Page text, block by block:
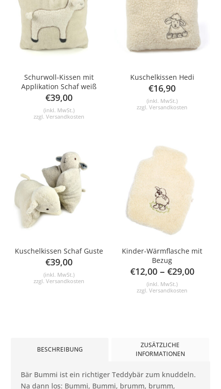
BESCHREIBUNG
ZUSÄTZLICHE
INFORMATIONEN
Bär Bummi ist ein richtiger Teddybär zum knuddeln.
Na dann los: Bummi, Bummi, brumm, brumm,
Schurwoll-Kissen mit
Applikation Schaf weiß
€39,00
(inkl. MwSt.)
zzgl. Versandkosten
Kuschelkissen Hedi
€16,90
(inkl. MwSt.)
zzgl.Versandkosten
Kuschelkissen Schaf Guste
€39,00
(inkl. MwSt.)
zzgl. Versandkosten
Kinder-Wärmflasche mit
Bezug
€12,00– €29,00
(inkl. MwSt.)
zzgl.Versandkosten